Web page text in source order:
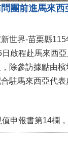
新世界-苗栗縣
啟程赴馬來西亞
除參訪據點由